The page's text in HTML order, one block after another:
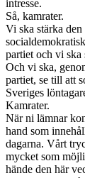
intresse.
Så, kamrater.
Vi ska stärka
partiet och vi ska
Och vi ska,
partiet, se till att
Sveriges
Kamrater.
När ni lämnar
hand som
dagarna. Vårt
mycket som
hände den här